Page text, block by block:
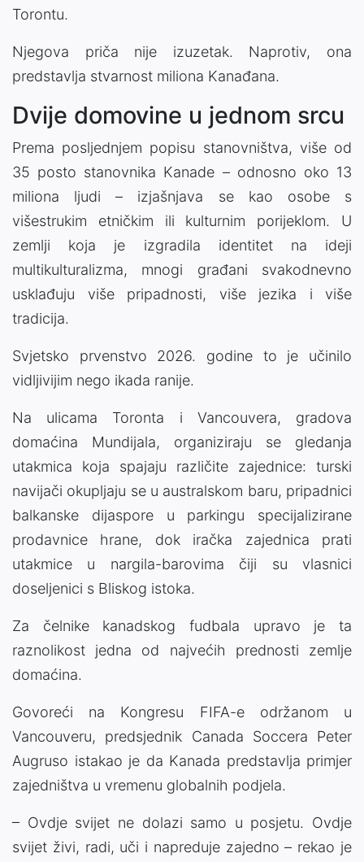
Torontu.
Njegova priča nije izuzetak. Naprotiv, ona
predstavlja stvarnost miliona Kanađana.
Dvije domovine u jednom srcu
Prema posljednjem popisu stanovništva, više od
35 posto stanovnika Kanade – odnosno oko 13
miliona ljudi – izjašnjava se kao osobe s
višestrukim etničkim ili kulturnim porijeklom. U
zemlji koja je izgradila identitet na ideji
multikulturalizma, mnogi građani svakodnevno
usklađuju više pripadnosti, više jezika i više
tradicija.
Svjetsko prvenstvo 2026. godine to je učinilo
vidljivijim nego ikada ranije.
Na ulicama Toronta i Vancouvera, gradova
domaćina Mundijala, organiziraju se gledanja
utakmica koja spajaju različite zajednice: turski
navijači okupljaju se u australskom baru, pripadnici
balkanske dijaspore u parkingu specijalizirane
prodavnice hrane, dok iračka zajednica prati
utakmice u nargila-barovima čiji su vlasnici
doseljenici s Bliskog istoka.
Za čelnike kanadskog fudbala upravo je ta
raznolikost jedna od najvećih prednosti zemlje
domaćina.
Govoreći na Kongresu FIFA-e održanom u
Vancouveru, predsjednik Canada Soccera Peter
Augruso istakao je da Kanada predstavlja primjer
zajedništva u vremenu globalnih podjela.
– Ovdje svijet ne dolazi samo u posjetu. Ovdje
svijet živi, radi, uči i napreduje zajedno – rekao je